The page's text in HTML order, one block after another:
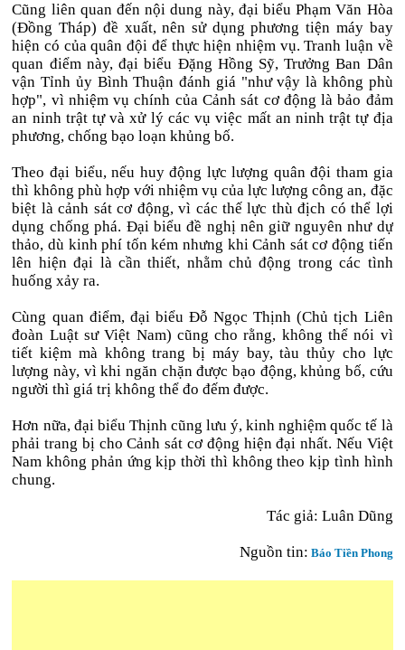
Cũng liên quan đến nội dung này, đại biểu Phạm Văn Hòa
(Đồng Tháp) đề xuất, nên sử dụng phương tiện máy bay
hiện có của quân đội để thực hiện nhiệm vụ. Tranh luận về
quan điểm này, đại biểu Đặng Hồng Sỹ, Trưởng Ban Dân
vận Tỉnh ủy Bình Thuận đánh giá "như vậy là không phù
hợp", vì nhiệm vụ chính của Cảnh sát cơ động là bảo đảm
an ninh trật tự và xử lý các vụ việc mất an ninh trật tự địa
phương, chống bạo loạn khủng bố.
Theo đại biểu, nếu huy động lực lượng quân đội tham gia
thì không phù hợp với nhiệm vụ của lực lượng công an, đặc
biệt là cảnh sát cơ động, vì các thế lực thù địch có thể lợi
dụng chống phá. Đại biểu đề nghị nên giữ nguyên như dự
thảo, dù kinh phí tốn kém nhưng khi Cảnh sát cơ động tiến
lên hiện đại là cần thiết, nhằm chủ động trong các tình
huống xảy ra.
Cùng quan điểm, đại biểu Đỗ Ngọc Thịnh (Chủ tịch Liên
đoàn Luật sư Việt Nam) cũng cho rằng, không thể nói vì
tiết kiệm mà không trang bị máy bay, tàu thủy cho lực
lượng này, vì khi ngăn chặn được bạo động, khủng bố, cứu
người thì giá trị không thể đo đếm được.
Hơn nữa, đại biểu Thịnh cũng lưu ý, kinh nghiệm quốc tế là
phải trang bị cho Cảnh sát cơ động hiện đại nhất. Nếu Việt
Nam không phản ứng kịp thời thì không theo kịp tình hình
chung.
Tác giả: Luân Dũng
Nguồn tin: Báo Tiền Phong